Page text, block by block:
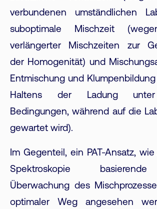
verbundenen umständlichen
suboptimale Mischzeit
verlängerter Mischzeiten zur
der Homogenität) und
Entmischung und
Haltens der Ladung unter
Bedingungen, während auf die
gewartet wird).
Im Gegenteil, ein PAT-Ansatz,
Spektroskopie
Überwachung des
optimaler Weg angesehen